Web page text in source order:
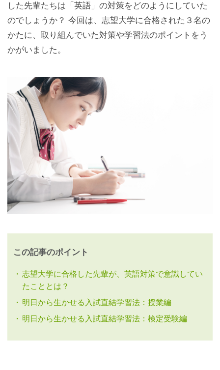
した先輩たちは「英語」の対策をどのようにしていた
のでしょうか？ 今回は、志望大学に合格された３名の
かたに、取り組んでいた対策や学習法のポイントをう
かがいました。
この記事のポイント
志望大学に合格した先輩が、英語対策で意識してい
たこととは？
明日から生かせる入試直結学習法：授業編
明日から生かせる入試直結学習法：検定受験編